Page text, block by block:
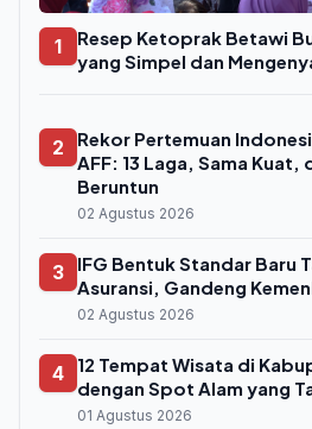
1
Resep Ketoprak Betawi
yang Simpel dan
2
Rekor Pertemuan
AFF: 13 Laga, Sama Kuat,
Beruntun
02 Agustus 2026
3
IFG Bentuk Standar Baru
Asuransi, Gandeng
02 Agustus 2026
4
12 Tempat Wisata di
dengan Spot Alam yang
01 Agustus 2026